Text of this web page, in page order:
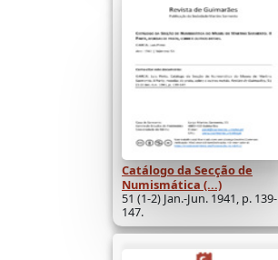
Catálogo da Secção de
Numismática (...)
51 (1-2) Jan.-Jun. 1941, p. 139-
147.